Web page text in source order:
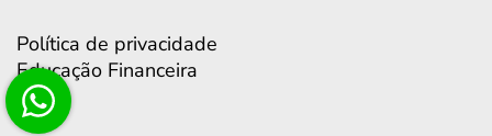
Política de privacidade
Educação Financeira